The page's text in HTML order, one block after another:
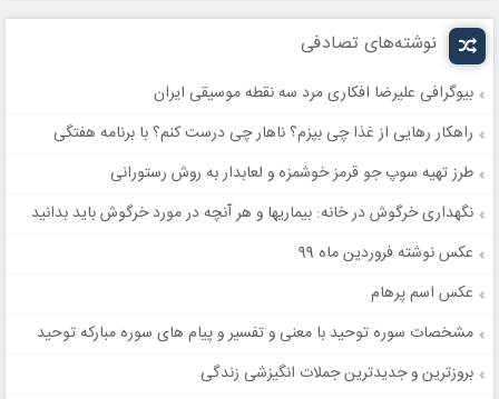
نوشته‌های تصادفی
بیوگرافی علیرضا افکاری مرد سه نقطه موسیقی ایران
راهکار رهایی از غذا چی بپزم؟ ناهار چی درست کنم؟ با برنامه هفتگی
طرز تهیه سوپ جو قرمز خوشمزه و لعابدار به روش رستورانی
نگهداری خرگوش در خانه: بیماریها و هر آنچه در مورد خرگوش باید بدانید
عکس نوشته فروردین ماه 99
عکس اسم پرهام
مشخصات سوره توحید با معنی و تفسیر و پیام های سوره مبارکه توحید
بروزترین و جدیدترین جملات انگیزشی زندگی